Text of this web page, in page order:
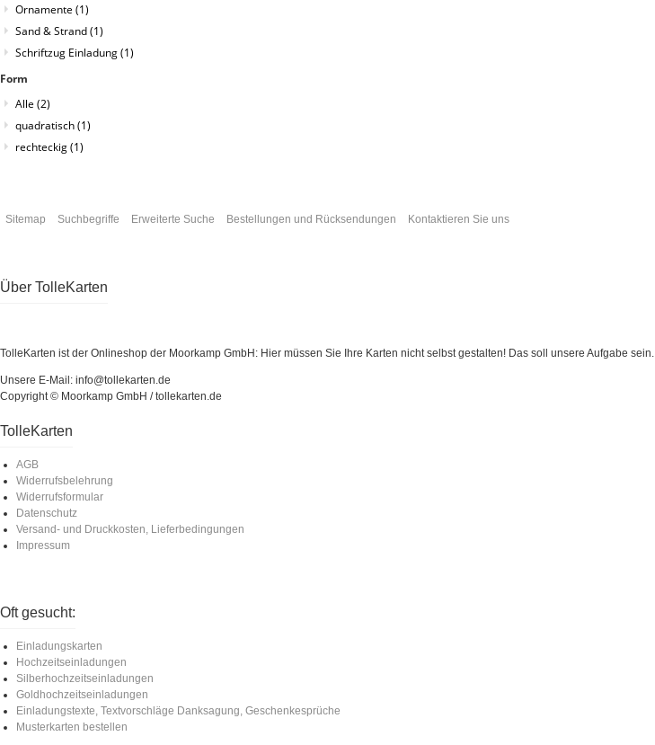
Ornamente (1)
Sand & Strand(1)
Schriftzug Einladung(1)
Form
Alle (2)
quadratisch(1)
rechteckig(1)
Sitemap Suchbegriffe Erweiterte Suche Bestellungen und Rücksendungen Kontaktieren Sie uns
Über TolleKarten
TolleKarten ist der Onlineshop der Moorkamp GmbH: Hier müssen Sie Ihre Karten nicht selbst gestalten! Das soll unsere Aufgabe sein.
Unsere E-Mail: info@tollekarten.de
Copyright © Moorkamp GmbH / tollekarten.de
TolleKarten
AGB
Widerrufsbelehrung
Widerrufsformular
Datenschutz
Versand- und Druckkosten, Lieferbedingungen
Impressum
Oft gesucht:
Einladungskarten
Hochzeitseinladungen
Silberhochzeitseinladungen
Goldhochzeitseinladungen
Einladungstexte, Textvorschläge Danksagung, Geschenkesprüche
Musterkarten bestellen